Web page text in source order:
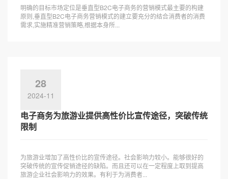
明确的目标市场定位是垂直型B2C电子商务的营销模式最主要的构建
原则,垂直型B2C电子商务营销模式的建立要充分的结合消费者的消费
需求,实施精准营销策略,根据本身所...
28
2024-11
电子商务为旅游业提供高性价比宣传途径，突破传统
限制
为旅游业增加了高性价比的宣传途径。社会影响力较小。能够很好的
突破传统的宣传促销途径的缺陷。而且还可以在一定程度上取到提高
旅游企业社会影响力的效果。有利于为消费者...